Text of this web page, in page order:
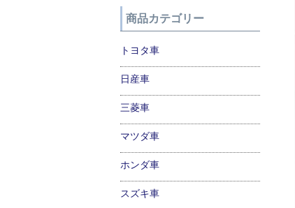
商品カテゴリー
トヨタ車
日産車
三菱車
マツダ車
ホンダ車
スズキ車